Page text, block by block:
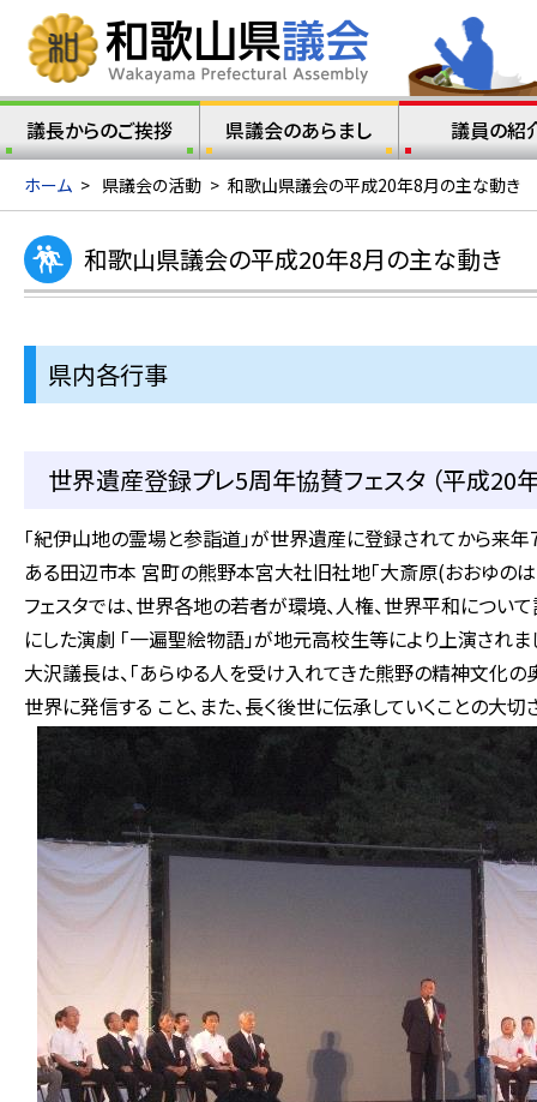
議長からのご挨拶 県議会のあらまし 議員の紹
ホーム > 県議会の活動 > 和歌山県議会の平成20年8月の主な動き
和歌山県議会の平成20年8月の主な動き
県内各行事
世界遺産登録プレ5周年協賛フェスタ （平成20
「紀伊山地の霊場と参詣道」が世界遺産に登録されてから来
ある田辺市本 宮町の熊野本宮大社旧社地「大斎原(おおゆのは
フェスタでは、世界各地の若者が環境、人権、世界平和につい
にした演劇 「一遍聖絵物語」が地元高校生等により上演されま
大沢議長は、「あらゆる人を受け入れてきた熊野の精神文化
世界に発信する こと、また、長く後世に伝承していくことの大